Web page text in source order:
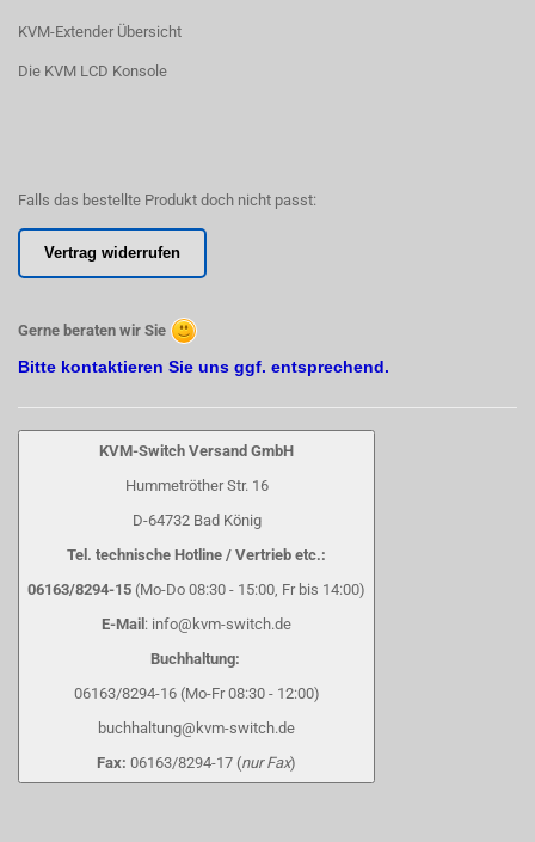
KVM-Extender Übersicht
Die KVM LCD Konsole
Falls das bestellte Produkt doch nicht passt:
Vertrag widerrufen
Gerne beraten wir Sie
Bitte kontaktieren Sie uns ggf. entsprechend.
KVM-Switch Versand GmbH
Hummetröther Str. 16
D-64732 Bad König
Tel. technische Hotline / Vertrieb etc.:
06163/8294-15 (Mo-Do 08:30 - 15:00, Fr bis 14:00)
E-Mail : info@kvm-switch.de
Buchhaltung:
06163/8294-16 (Mo-Fr 08:30 - 12:00)
buchhaltung@kvm-switch.de
Fax: 06163/8294-17 (nur Fax)